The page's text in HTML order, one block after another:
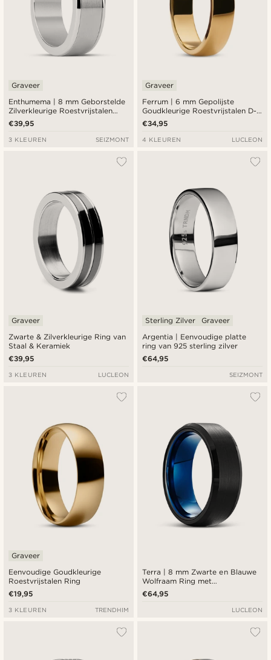
Enthumema | 8 mm Geborstelde
Zilverkleurige Roestvrijstalen
Fidget Ring
Graveer
€39,95
3 KLEUREN SEIZMONT
Ferrum | 6 mm Gepolijste
Goudkleurige Roestvrijstalen D-
vormige Ring
Graveer
€34,95
4 KLEUREN LUCLEON
Zwarte & Zilverkleurige Ring van
Staal & Keramiek
Graveer
€39,95
3 KLEUREN LUCLEON
Argentia | Eenvoudige platte
ring van 925 sterling zilver
Sterling Zilver Graveer
€64,95
SEIZMONT
Eenvoudige Goudkleurige
Roestvrijstalen Ring
Graveer
€19,95
3 KLEUREN TRENDHIM
Terra | 8 mm Zwarte en Blauwe
Wolfraam Ring met
Afgeschuinde Rand
€64,95
LUCLEON